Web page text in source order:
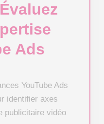
Ads
YouTube Ads
identifier axes
publicitaire vidéo